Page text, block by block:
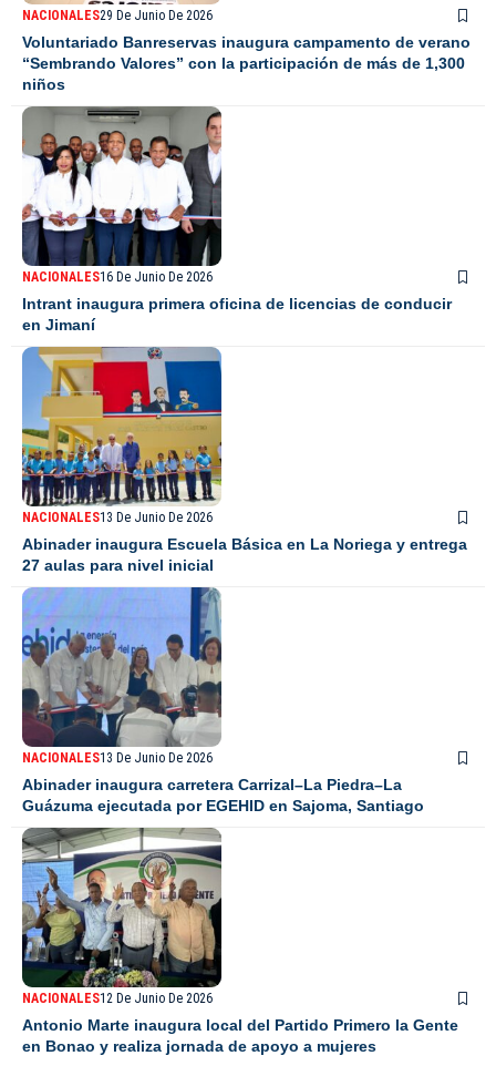
NACIONALES29 De Junio De 2026
Voluntariado Banreservas inaugura campamento de verano
“Sembrando Valores” con la participación de más de 1,300
niños
NACIONALES16 De Junio De 2026
Intrant inaugura primera oficina de licencias de conducir
en Jimaní
NACIONALES13 De Junio De 2026
Abinader inaugura Escuela Básica en La Noriega y entrega
27 aulas para nivel inicial
NACIONALES13 De Junio De 2026
Abinader inaugura carretera Carrizal–La Piedra–La
Guázuma ejecutada por EGEHID en Sajoma, Santiago
NACIONALES12 De Junio De 2026
Antonio Marte inaugura local del Partido Primero la Gente
en Bonao y realiza jornada de apoyo a mujeres